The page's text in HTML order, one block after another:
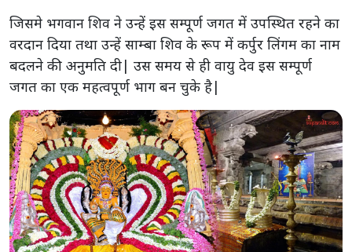
जिसमे भगवान शिव ने उन्हें इस सम्पूर्ण जगत में उपस्थित रहने का
वरदान दिया तथा उन्हें साम्बा शिव के रूप में कर्पुर लिंगम का नाम
बदलने की अनुमति दी| उस समय से ही वायु देव इस सम्पूर्ण
जगत का एक महत्वपूर्ण भाग बन चुके है|